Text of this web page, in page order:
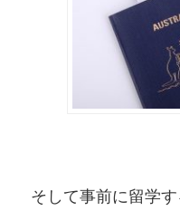
そして事前に留学